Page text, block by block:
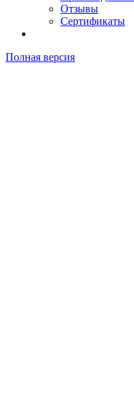
Отзывы
Сертификаты
Полная версия